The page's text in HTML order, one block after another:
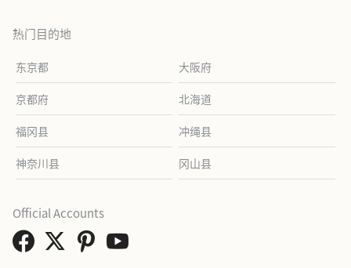
热门目的地
东京都 大阪府
京都府 北海道
福冈县 冲绳县
神奈川县 冈山县
Official Accounts